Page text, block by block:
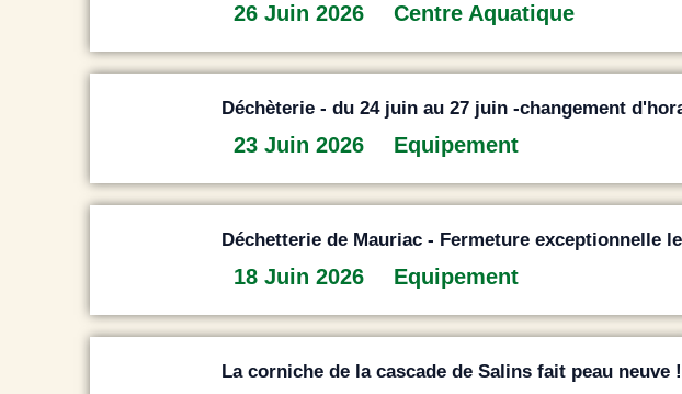
26 Juin 2026 Centre Aquatique
Déchèterie - du 24 juin au 27 juin -changement
23 Juin 2026 Equipement
Déchetterie de Mauriac - Fermeture exceptionnelle
18 Juin 2026 Equipement
La corniche de la cascade de Salins fait peau neuve !